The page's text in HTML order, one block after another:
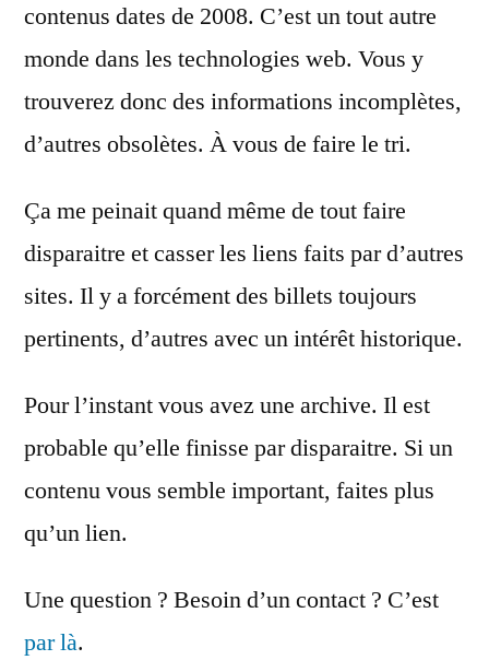
contenus dates de 2008. C’est un tout autre
monde dans les technologies web. Vous y
trouverez donc des informations incomplètes,
d’autres obsolètes. À vous de faire le tri.
Ça me peinait quand même de tout faire
disparaitre et casser les liens faits par d’autres
sites. Il y a forcément des billets toujours
pertinents, d’autres avec un intérêt historique.
Pour l’instant vous avez une archive. Il est
probable qu’elle finisse par disparaitre. Si un
contenu vous semble important, faites plus
qu’un lien.
Une question ? Besoin d’un contact ? C’est
par là.